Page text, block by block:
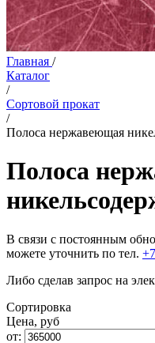
Главная /
Каталог
/
Сортовой прокат
/
Полоса нержавеющая
Полоса
В связи с постоянным
можете уточнить по тел.
Либо сделав запрос на
Сортировка
Цена, руб
от: